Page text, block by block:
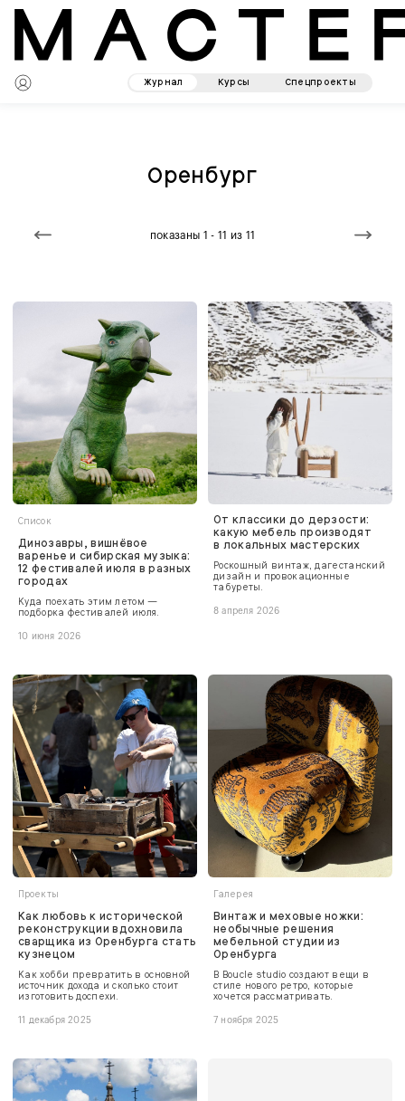
Журнал Курсы Спецпроекты
Оренбург
показаны 1 - 11 из 11
Список
Динозавры, вишнёвое
варенье и сибирская музыка:
12 фестивалей июля в разных
городах
Куда поехать этим летом —
подборка фестивалей июля.
10 июня 2026
От классики до дерзости:
какую мебель производят
в локальных мастерских
Роскошный винтаж, дагестанский
дизайн и провокационные
табуреты.
8 апреля 2026
Проекты
Как любовь к исторической
реконструкции вдохновила
сварщика из Оренбурга стать
кузнецом
Как хобби превратить в основной
источник дохода и сколько стоит
изготовить доспехи.
11 декабря 2025
Галерея
Винтаж и меховые ножки:
необычные решения
мебельной студии из
Оренбурга
В Boucle studio создают вещи в
стиле нового ретро, которые
хочется рассматривать.
7 ноября 2025